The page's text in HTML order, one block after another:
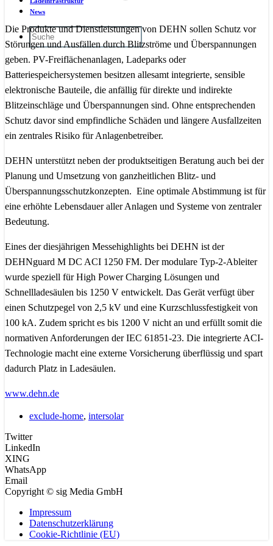
News
Die Produkte und Dienstleistungen von DEHN sollen Schutz vor
Störungen und Ausfällen durch Blitzströme und Überspannungen
geben. PV-Freiflächenanlagen, Ladeparks oder
Batteriespeichersystemen besitzen allesamt integrierte, sensible
elektronische Bauteile, die anfällig für direkte und indirekte
Blitzeinschläge und Überspannungen sind. Ohne entsprechenden
Schutz davor sind empfindliche Schäden und längere Ausfallzeiten
ein zentrales Risiko für Anlagenbetreiber.
DEHN unterstützt neben der produktseitigen Beratung auch bei der
Planung und Umsetzung von ganzheitlichen Blitz- und
Überspannungsschutzkonzepten. Eine optimale Abstimmung ist für
eine erhöhte Lebensdauer aller Anlagen und Systeme von zentraler
Bedeutung.
Eines der diesjährigen Messehighlights bei DEHN ist der
DEHNguard M DC ACI 1250 FM. Der modulare Typ-2-Ableiter
wurde speziell für High Power Charging Lösungen und
Schnellladesäulen bis 1250 V entwickelt. Das Gerät verfügt über
einen Schutzpegel von 2,5 kV und eine Kurzschlussfestigkeit von
100 kA. Zudem spricht es bis 1200 V nicht an und erfüllt somit die
normativen Anforderungen der IEC 61851-23. Die integrierte ACI-
Technologie macht eine externe Vorsicherung überflüssig und spart
dadurch Platz in Ladesäulen.
www.dehn.de
exclude-home, intersolar
Twitter
LinkedIn
XING
WhatsApp
Email
Copyright © sig Media GmbH
Impressum
Datenschutzerklärung
Cookie-Richtlinie (EU)